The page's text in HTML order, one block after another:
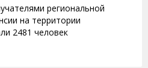
региональной
на территории
2481 человек